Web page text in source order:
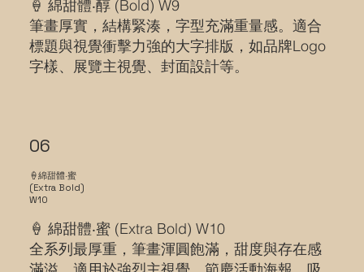
🍦 綿甜體‧醇 (Bold) W9
筆畫厚實，結構緊湊，字型充滿重量感。適合
標題與視覺衝擊力強的大字排版，如品牌Logo
字樣、展覽主視覺、封面設計等。
06
🍦綿甜體‧蜜
(Extra Bold)
W10
🍦 綿甜體‧蜜 (Extra Bold) W10
全系列最厚重，筆畫渾圓飽滿，甜度與存在感